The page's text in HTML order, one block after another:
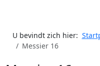
U bevindt zich hier:
Messier 16